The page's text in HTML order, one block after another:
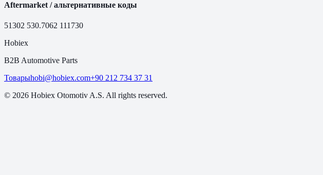
Aftermarket / альтернативные коды
51302 530.7062 111730
Hobiex
B2B Automotive Parts
Товарыhobi@hobiex.com+90 212 734 37 31
© 2026 Hobiex Otomotiv A.S. All rights reserved.